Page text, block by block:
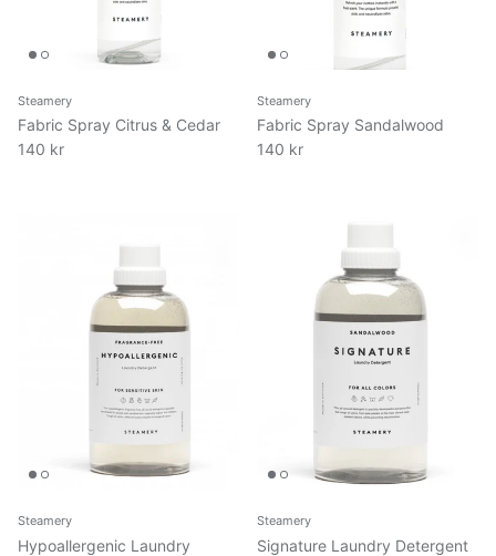
Steamery
Fabric Spray Citrus & Cedar
140 kr
Steamery
Fabric Spray Sandalwood
140 kr
Steamery
Hypoallergenic Laundry
Steamery
Signature Laundry Detergent